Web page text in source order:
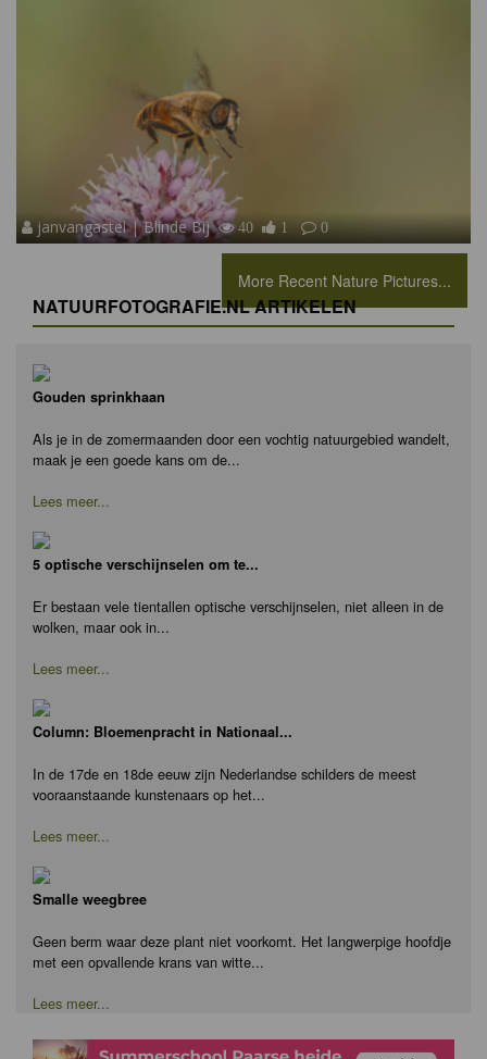
janvangastel | Blinde Bij 40 1 0
More Recent Nature Pictures...
NATUURFOTOGRAFIE.NL ARTIKELEN
Gouden sprinkhaan
Als je in de zomermaanden door een vochtig natuurgebied wandelt,
maak je een goede kans om de...
Lees meer...
5 optische verschijnselen om te...
Er bestaan vele tientallen optische verschijnselen, niet alleen in de
wolken, maar ook in...
Lees meer...
Column: Bloemenpracht in Nationaal...
In de 17de en 18de eeuw zijn Nederlandse schilders de meest
vooraanstaande kunstenaars op het...
Lees meer...
Smalle weegbree
Geen berm waar deze plant niet voorkomt. Het langwerpige hoofdje
met een opvallende krans van witte...
Lees meer...